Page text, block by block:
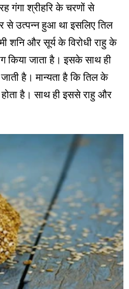
गंगा श्रीहरि के चरणों से
से उत्पन्न हुआ था इसलिए तिल
शनि और सूर्य के विरोधी राहु के
किया जाता है। इसके साथ ही
है। मान्यता है कि तिल के
है। साथ ही इससे राहु और